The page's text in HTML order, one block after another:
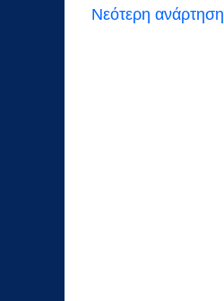
Νεότερη ανάρτηση